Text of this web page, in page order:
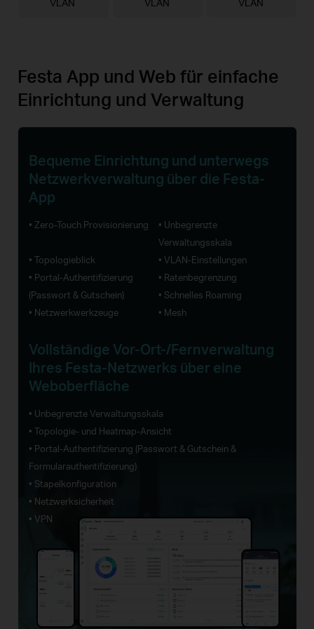
Festa App und Web für einfache
Einrichtung und Verwaltung
Bequeme Einrichtung und unterwegs
Netzwerkverwaltung über die Festa-
App
• Zero-Touch Provisionierung
• Unbegrenzte
Verwaltungsskala
• Topologieblick
• VLAN-Einstellungen
• Portal-Authentifizierung
(Passwort & Gutschein)
• Ratenbegrenzung
• Schnelles Roaming
• Netzwerkwerkzeuge
• Mesh
Vollständige Vor-Ort-/Fernverwaltung
Ihres Festa-Netzwerks über eine
Weboberfläche
• Unbegrenzte Verwaltungsskala
• Topologie- und Heatmap-Ansicht
• Portal-Authentifizierung (Passwort & Gutschein &
Formularauthentifizierung)
• Stapelkonfiguration
• Netzwerksicherheit
• VPN